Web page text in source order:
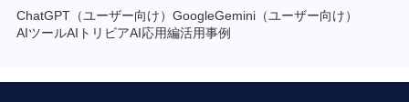
ChatGPT（ユーザー向け） GoogleGemini（ユーザー向け）
AIツールAIトリビアAI応用編活用事例